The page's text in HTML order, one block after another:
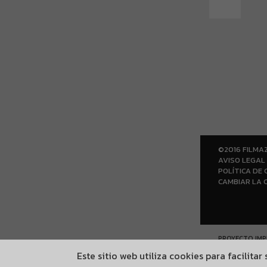
©2016
AVISO LEGAL
POLÍTICA DE
CAMBIAR LA
PROYECTO
Este sitio web utiliza cookies para facilitar